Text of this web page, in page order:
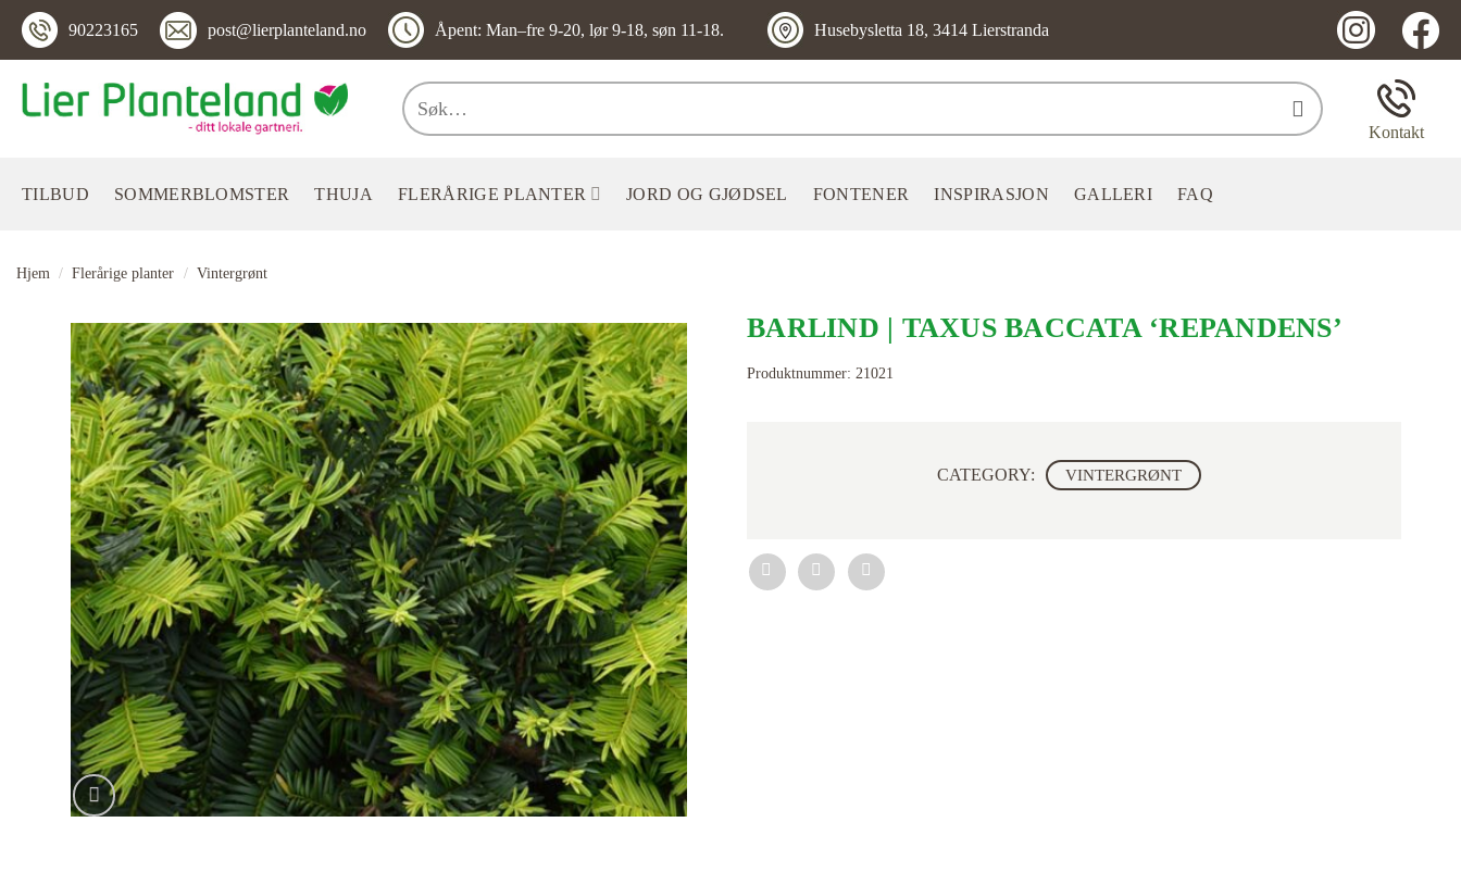
Skip
90223165 post@lierplanteland.no Åpent: Man–fre 9-20, lør 9-18, søn 11-18. Husebysletta 18, 3414 Lierstranda
Søk
etter:
Kontakt
TILBUD SOMMERBLOMSTER THUJA FLERÅRIGE PLANTER JORD OG GJØDSEL FONTENER INSPIRASJON GALLERI FAQ
Hjem / Flerårige planter / Vintergrønt
LEGG TIL
ØNSKELISTE
BARLIND | TAXUS BACCATA ‘REPANDENS’
Produktnummer: 21021
CATEGORY: VINTERGRØNT